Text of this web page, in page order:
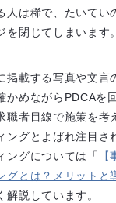
人は稀で、たいてい
を閉じてしまいます。
掲載する写真や文言
かめながらPDCAを
職者目線で施策を考
ングとよばれ注目さ
ングについては「
グとは？メリットと
解説しています。